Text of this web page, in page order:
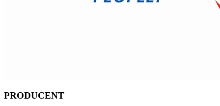
PRODUCENT